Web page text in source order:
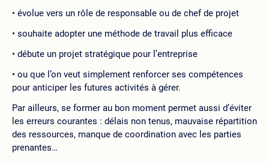
évolue vers un rôle de responsable ou de chef de projet
souhaite adopter une méthode de travail plus efficace
débute un projet stratégique pour l’entreprise
ou que l’on veut simplement renforcer ses compétences
pour anticiper les futures activités à gérer.
Par ailleurs, se former au bon moment permet aussi d’éviter
les erreurs courantes : délais non tenus, mauvaise répartition
des ressources, manque de coordination avec les parties
prenantes…